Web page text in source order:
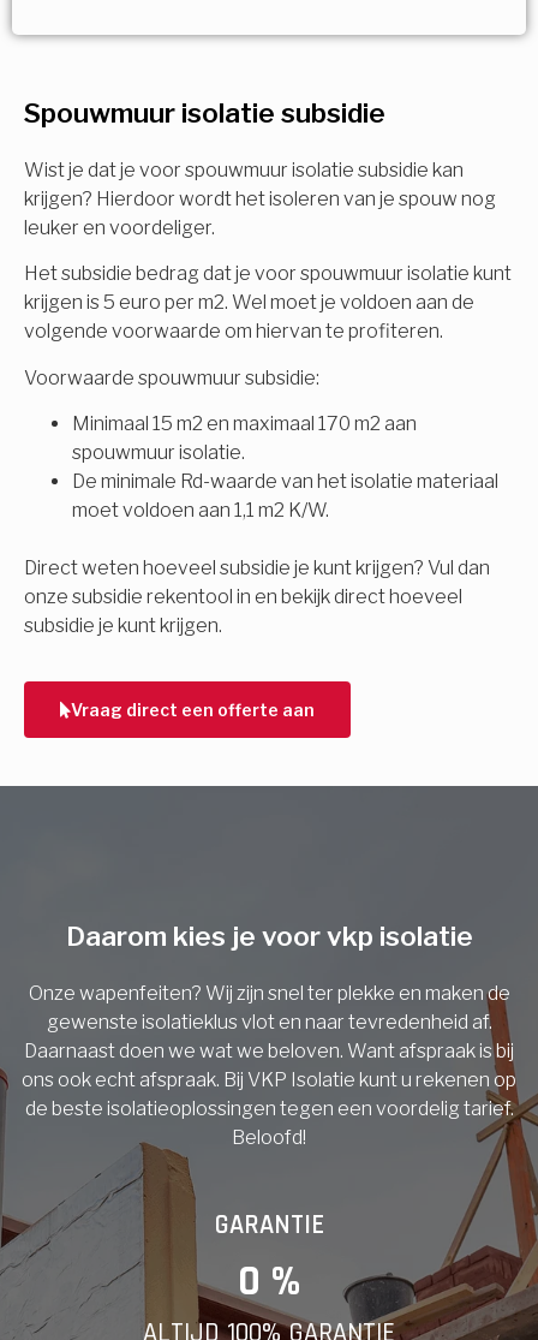
Spouwmuur isolatie subsidie
Wist je dat je voor spouwmuur isolatie subsidie kan
krijgen? Hierdoor wordt het isoleren van je spouw nog
leuker en voordeliger.
Het subsidie bedrag dat je voor spouwmuur isolatie kunt
krijgen is 5 euro per m2. Wel moet je voldoen aan de
volgende voorwaarde om hiervan te profiteren.
Voorwaarde spouwmuur subsidie:
Minimaal 15 m2 en maximaal 170 m2 aan
spouwmuur isolatie.
De minimale Rd-waarde van het isolatie materiaal
moet voldoen aan 1,1 m2 K/W.
Direct weten hoeveel subsidie je kunt krijgen? Vul dan
onze subsidie rekentool in en bekijk direct hoeveel
subsidie je kunt krijgen.
Vraag direct een offerte aan
Meerdere keuzes mogelijk
Isolatiemaatregel
Spouwisolatie
Vloerisolatie
Dakisolatie
Gevelisolatie
Vorige
subsidie!
Vul uw gegevens in en ontvang nu direct uw
berekening per mail.
Voornaam
Achternaam
Vorige
Daarom kies je voor vkp isolatie
Onze wapenfeiten? Wij zijn snel ter plekke en maken de
gewenste isolatieklus vlot en naar tevredenheid af.
Daarnaast doen we wat we beloven. Want afspraak is bij
ons ook echt afspraak. Bij VKP Isolatie kunt u rekenen op
de beste isolatieoplossingen tegen een voordelig tarief.
Beloofd!
GARANTIE
0 %